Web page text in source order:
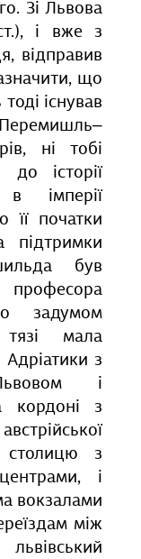
Зі Львова
і вже з
відправив
що
існував
ні тобі
до історії
в імперії
її початки
підтримки
був
задумом
мала
Адріатики з
і
кордоні з
столицю з
і
вокзалами
між